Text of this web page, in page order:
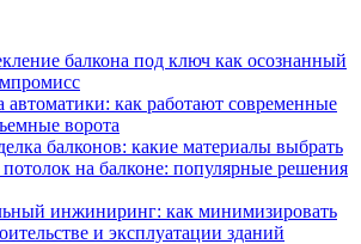
балкона под ключ как осознанный
как работают современные
ворота
балконов: какие материалы выбрать
на балконе: популярные решения
инжиниринг: как минимизировать
и эксплуатации зданий